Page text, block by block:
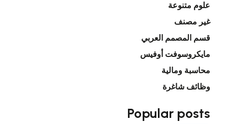
علوم متنوعة
غير مصنف
قسم المصمم العربي
مايكروسوفت أوفيس
محاسبة ومالية
وظائف شاغرة
Popular posts